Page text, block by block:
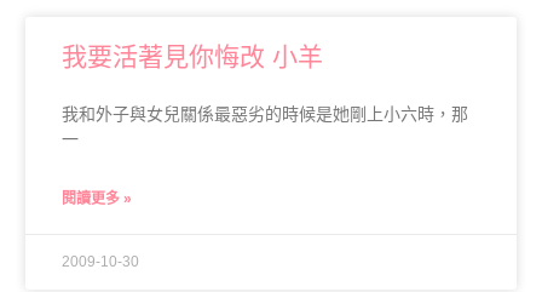
我要活著見你悔改 小羊
我和外子與女兒關係最惡劣的時候是她剛上小六時，那
一
閱讀更多 »
2009-10-30